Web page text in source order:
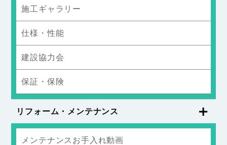
施工ギャラリー
仕様・性能
建設協力会
保証・保険
リフォーム・メンテナンス
メンテナンスお手入れ動画